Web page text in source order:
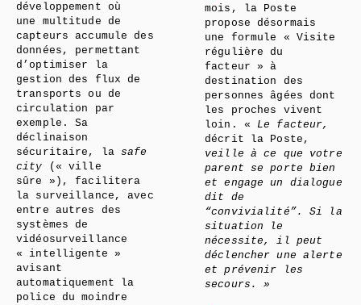
développement où
une multitude de
capteurs accumule des
données, permettant
d’optimiser la
gestion des flux de
transports ou de
circulation par
exemple. Sa
déclinaison
sécuritaire, lasafe
city
(« ville
sûre »), facilitera
la surveillance, avec
entre autres des
systèmes de
vidéosurveillance
« intelligente »
avisant
automatiquement la
police du moindre
mois, la Poste
propose désormais
une formule « Visite
régulière du
facteur » à
destination des
personnes âgées dont
les proches vivent
loin. « Le facteur,
décrit la Poste,
veille à ce que votre
parent se porte bien
et engage un dialogue
dit de
“convivialité”. Si la
situation le
nécessite, il peut
déclencher une alerte
et prévenir les
secours. »